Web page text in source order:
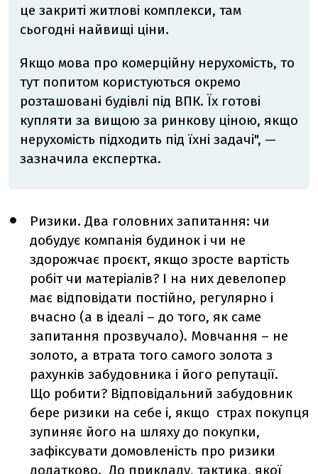
це закриті житлові комплекси, там
сьогодні найвищі ціни.
Якщо мова про комерційну нерухомість, то
тут попитом користуються окремо
розташовані будівлі під ВПК. Їх готові
купляти за вищою за ринкову ціною, якщо
нерухомість підходить під їхні задачі", —
зазначила експертка.
Ризики. Два головних запитання: чи
добудує компанія будинок і чи не
здорожчає проєкт, якщо зросте вартість
робіт чи матеріалів? І на них девелопер
має відповідати постійно, регулярно і
вчасно (а в ідеалі – до того, як саме
запитання прозвучало). Мовчання – не
золото, а втрата того самого золота з
рахунків забудовника і його репутації.
Що робити? Відповідальний забудовник
бере ризики на себе і, якщо страх покупця
зупиняє його на шляху до покупки,
зафіксувати домовленість про ризики
додатково. До прикладу, тактика, якої